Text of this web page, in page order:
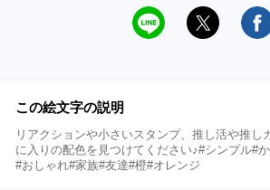
この絵文字の説明
リアクションや小さいスタンプ、推し活や推
に入りの配色を見つけてください♪#シンプル#
#おしゃれ#家族#友達#橙#オレンジ